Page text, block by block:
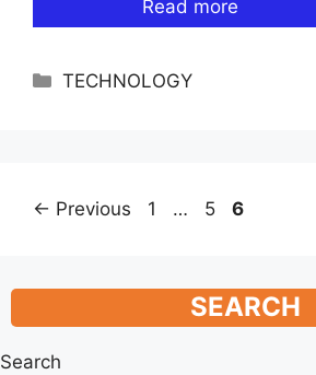
Read more
Categories
TECHNOLOGY
← Previous Page
1 … Page
5 Page
6
SEARCH
Search